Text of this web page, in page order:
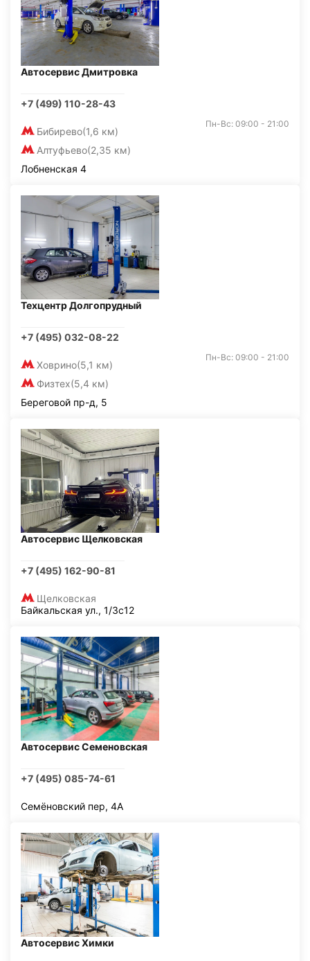
Автосервис Дмитровка
+7 (499) 110-28-43
Бибирево(1,6 км)
Алтуфьево(2,35 км)
Пн-Вс: 09:00 - 21:00
Лобненская 4
Техцентр Долгопрудный
+7 (495) 032-08-22
Ховрино(5,1 км)
Физтех(5,4 км)
Пн-Вс: 09:00 - 21:00
Береговой пр-д, 5
Автосервис Щелковская
+7 (495) 162-90-81
Щелковская
Байкальская ул., 1/3с12
Автосервис Семеновская
+7 (495) 085-74-61
Семёновский пер, 4А
Автосервис Химки